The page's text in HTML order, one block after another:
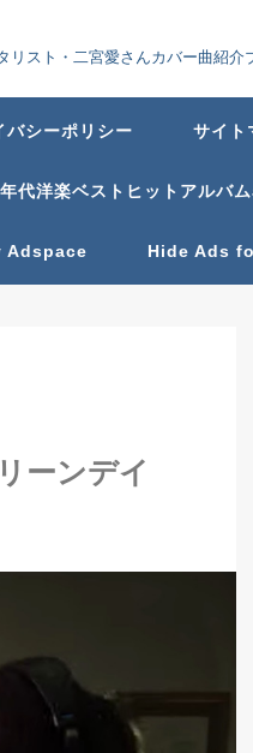
リスト・二宮愛さんカバー曲紹介
バシーポリシー サイト
代洋楽ベストヒットアルバ
Adspace Hide Ads
ーンデイ